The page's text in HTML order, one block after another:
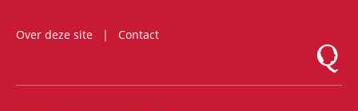
Over deze site
Contact
Logo